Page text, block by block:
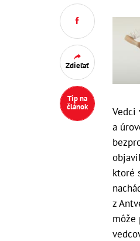
Zdieľať
Tip na
článok
Vedci
a
ktoré
z
môže